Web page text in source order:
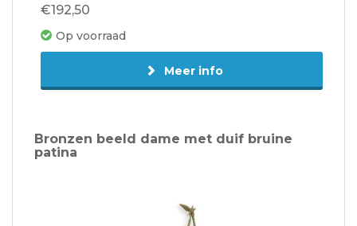
€192,50
Op voorraad
Meer info
Bronzen beeld dame met duif bruine
patina